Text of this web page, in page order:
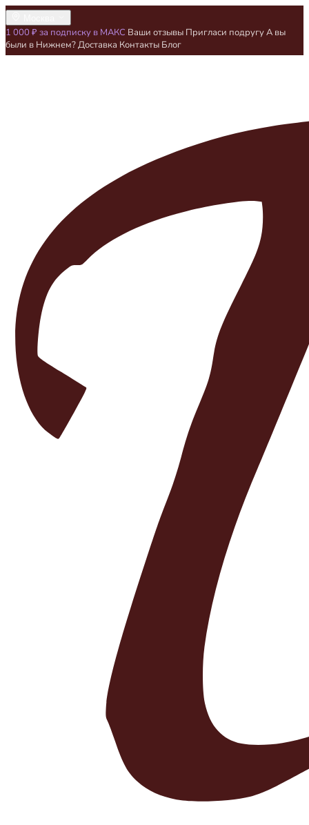
1 000 ₽ за подписку в МАКС Ваши отзывы Пригласи подругуА вы
были в Нижнем?Доставка Контакты Блог